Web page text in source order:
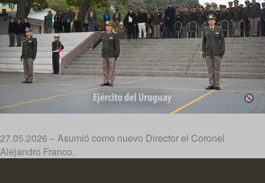
27.05.2026 – Asumió como nuevo Director el Coronel
Alejandro Franco.